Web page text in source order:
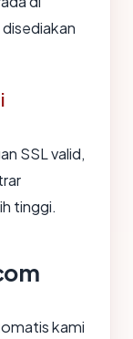
SSL valid,
tinggi.
kami